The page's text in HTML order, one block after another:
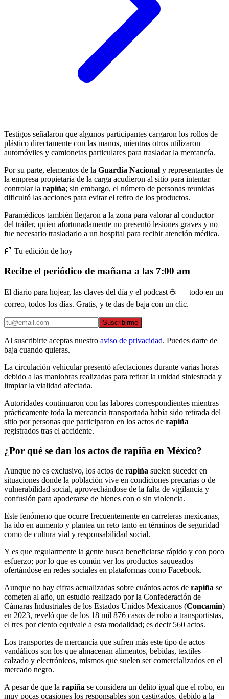
Testigos señalaron que algunos participantes cargaron los rollos de
plástico directamente con las manos, mientras otros utilizaron
automóviles y camionetas particulares para trasladar la mercancía.
Por su parte, elementos de la Guardia Nacional y representantes de
la empresa propietaria de la carga acudieron al sitio para intentar
controlar la rapiña; sin embargo, el número de personas reunidas
dificultó las acciones para evitar el retiro de los productos.
Paramédicos también llegaron a la zona para valorar al conductor
del tráiler, quien afortunadamente no presentó lesiones graves y no
fue necesario trasladarlo a un hospital para recibir atención médica.
📰 Tu edición de hoy
Recibe el periódico de mañana a las 7:00 am
El diario para hojear, las claves del día y el podcast ☕ — todo en un
correo, todos los días. Gratis, y te das de baja con un clic.
Suscribirme
Al suscribirte aceptas nuestro aviso de privacidad. Puedes darte de
baja cuando quieras.
La circulación vehicular presentó afectaciones durante varias horas
debido a las maniobras realizadas para retirar la unidad siniestrada y
limpiar la vialidad afectada.
Autoridades continuaron con las labores correspondientes mientras
prácticamente toda la mercancía transportada había sido retirada del
sitio por personas que participaron en los actos de rapiña
registrados tras el accidente.
¿Por qué se dan los actos de rapiña en México?
Aunque no es exclusivo, los actos de rapiña suelen suceder en
situaciones donde la población vive en condiciones precarias o de
vulnerabilidad social, aprovechándose de la falta de vigilancia y
confusión para apoderarse de bienes con o sin violencia.
Este fenómeno que ocurre frecuentemente en carreteras mexicanas,
ha ido en aumento y plantea un reto tanto en términos de seguridad
como de cultura vial y responsabilidad social.
Y es que regularmente la gente busca beneficiarse rápido y con poco
esfuerzo; por lo que es común ver los productos saqueados
ofertándose en redes sociales en plataformas como Facebook.
Aunque no hay cifras actualizadas sobre cuántos actos de rapiña se
cometen al año, un estudio realizado por la Confederación de
Cámaras Industriales de los Estados Unidos Mexicanos (Concamin)
en 2023, reveló que de los 18 mil 876 casos de robo a transportistas,
el tres por ciento equivale a esta modalidad; es decir 560 actos.
Los transportes de mercancía que sufren más este tipo de actos
vandálicos son los que almacenan alimentos, bebidas, textiles
calzado y electrónicos, mismos que suelen ser comercializados en el
mercado negro.
A pesar de que la rapiña se considera un delito igual que el robo, en
muy pocas ocasiones los responsables son castigados, debido a la